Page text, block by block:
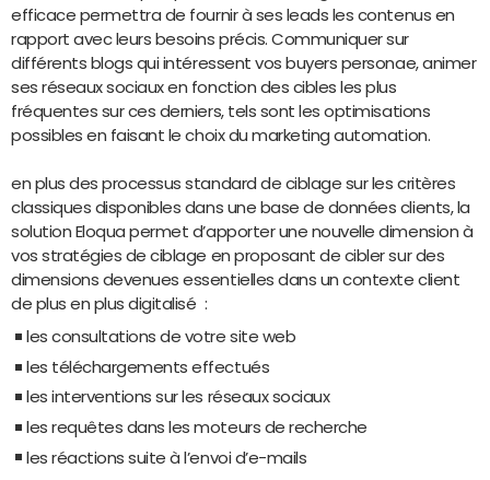
efficace permettra de fournir à ses leads les contenus en
rapport avec leurs besoins précis. Communiquer sur
différents blogs qui intéressent vos buyers personae, animer
ses réseaux sociaux en fonction des cibles les plus
fréquentes sur ces derniers, tels sont les optimisations
possibles en faisant le choix du marketing automation.
en plus des processus standard de ciblage sur les critères
classiques disponibles dans une base de données clients, la
solution Eloqua permet d’apporter une nouvelle dimension à
vos stratégies de ciblage en proposant de cibler sur des
dimensions devenues essentielles dans un contexte client
de plus en plus digitalisé :
les consultations de votre site web
les téléchargements effectués
les interventions sur les réseaux sociaux
les requêtes dans les moteurs de recherche
les réactions suite à l’envoi d’e-mails